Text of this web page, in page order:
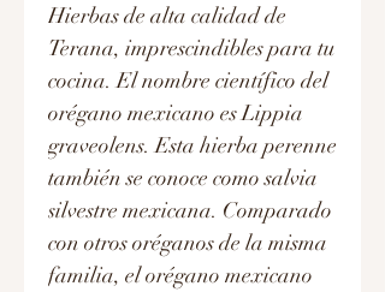
Hierbas de alta calidad de
Terana, imprescindibles para tu
cocina. El nombre científico del
orégano mexicano es Lippia
graveolens. Esta hierba perenne
también se conoce como salvia
silvestre mexicana. Comparado
con otros oréganos de la misma
familia, el orégano mexicano